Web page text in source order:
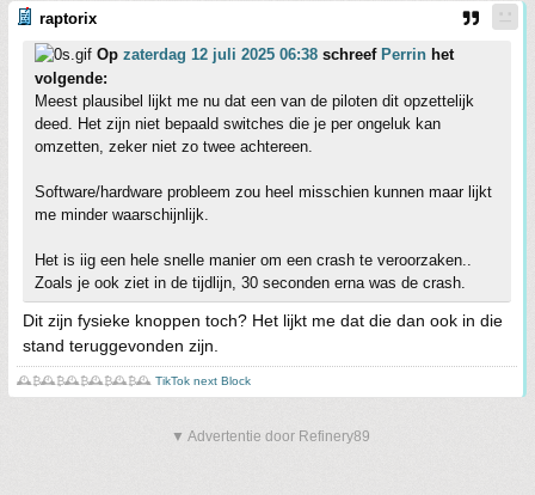
raptorix
Op zaterdag 12 juli 2025 06:38 schreef Perrin het
volgende:
Meest plausibel lijkt me nu dat een van de piloten dit opzettelijk
deed. Het zijn niet bepaald switches die je per ongeluk kan
omzetten, zeker niet zo twee achtereen.
Software/hardware probleem zou heel misschien kunnen maar lijkt
me minder waarschijnlijk.
Het is iig een hele snelle manier om een crash te veroorzaken..
Zoals je ook ziet in de tijdlijn, 30 seconden erna was de crash.
Dit zijn fysieke knoppen toch? Het lijkt me dat die dan ook in die
stand teruggevonden zijn.
🕰️₿🕰️₿🕰️₿🕰️₿🕰️₿🕰️ TikTok next Block
▼ Advertentie door Refinery89